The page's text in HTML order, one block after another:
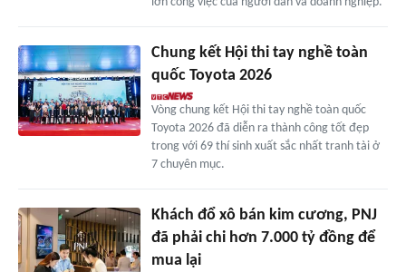
Chung kết Hội thi tay nghề toàn
quốc Toyota 2026
Vòng chung kết Hội thi tay nghề toàn quốc
Toyota 2026 đã diễn ra thành công tốt đẹp
trong với 69 thí sinh xuất sắc nhất tranh tài ở
7 chuyên mục.
Khách đổ xô bán kim cương, PNJ
đã phải chi hơn 7.000 tỷ đồng để
mua lại